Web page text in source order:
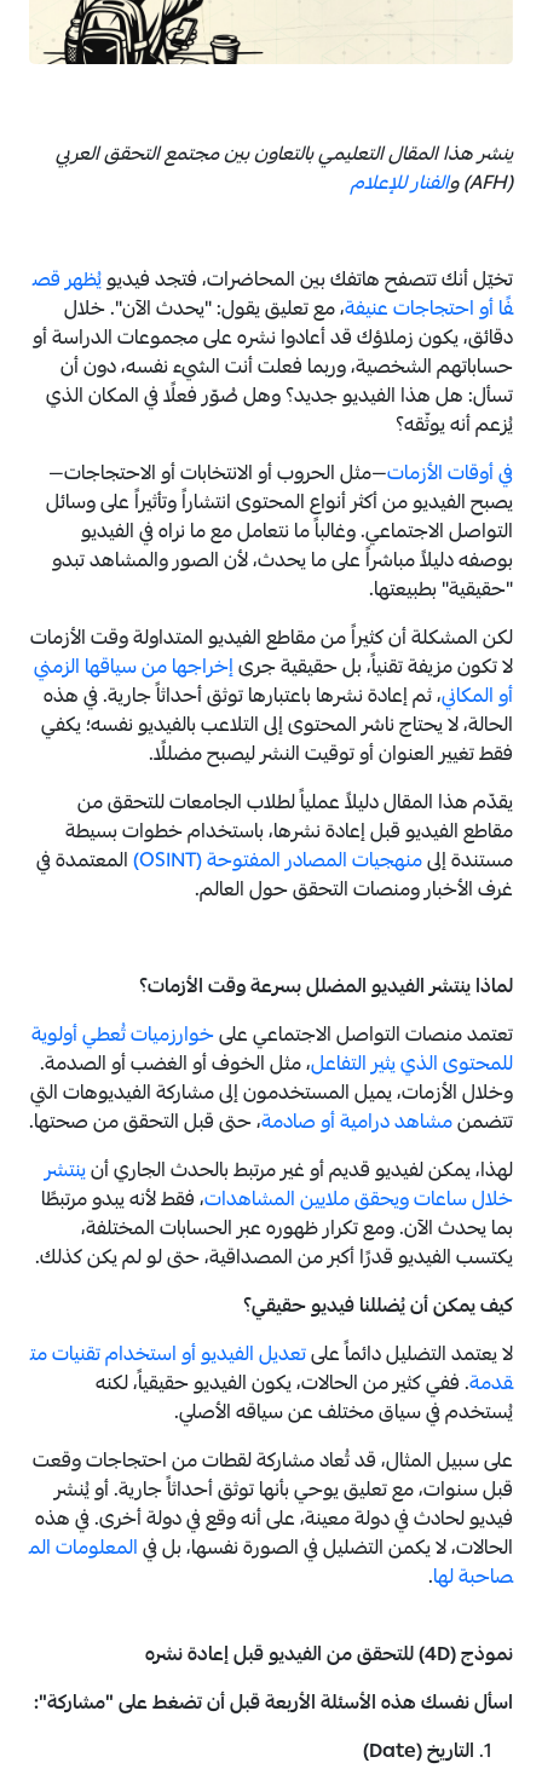
ينشر هذا المقال التعليمي بالتعاون بينمجتمع التحقق العربي
(AFH) و
الفنار للإعلام
تخيّل أنك تتصفح هاتفك بين المحاضرات، فتجد فيديويُظهر قص
فًا أو احتجاجات عنيفة، مع تعليق يقول: "يحدث الآن". خلال
دقائق، يكون زملاؤك قد أعادوا نشره على مجموعات الدراسة أو
حساباتهم الشخصية، وربما فعلت أنت الشيء نفسه، دون أن
تسأل: هل هذا الفيديو جديد؟ وهل صُوّر فعلًا في المكان الذي
يُزعم أنه يوثّقه؟
في أوقات الأزمات—مثل الحروب أو الانتخابات أو الاحتجاجات—
يصبح الفيديو من أكثر أنواع المحتوى انتشاراً وتأثيراً على وسائل
التواصل الاجتماعي. وغالباً ما نتعامل مع ما نراه في الفيديو
بوصفه دليلاً مباشراً على ما يحدث، لأن الصور والمشاهد تبدو
"حقيقية" بطبيعتها.
لكن المشكلة أن كثيراً من مقاطع الفيديو المتداولة وقت الأزمات
لا تكون مزيفة تقنياً، بل حقيقية جرىإخراجها من سياقها الزمني
أو المكاني، ثم إعادة نشرها باعتبارها توثق أحداثاً جارية. في هذه
الحالة، لا يحتاج ناشر المحتوى إلى التلاعب بالفيديو نفسه؛ يكفي
فقط تغيير العنوان أو توقيت النشر ليصبح مضللًا.
يقدّم هذا المقال دليلاً عملياً لطلاب الجامعات للتحقق من
مقاطع الفيديو قبل إعادة نشرها، باستخدام خطوات بسيطة
مستندة إلىمنهجيات المصادر المفتوحة (OSINT)
المعتمدة في
غرف الأخبار ومنصات التحقق حول العالم.
لماذا ينتشر الفيديو المضلل بسرعة وقت الأزمات؟
تعتمد منصات التواصل الاجتماعي علىخوارزميات تُعطي أولوية
للمحتوى الذي يثير التفاعل، مثل الخوف أو الغضب أو الصدمة.
وخلال الأزمات، يميل المستخدمون إلى مشاركة الفيديوهات التي
تتضمنمشاهد درامية أو صادمة، حتى قبل التحقق من صحتها.
لهذا، يمكن لفيديو قديم أو غير مرتبط بالحدث الجاري أنينتشر
خلال ساعات ويحقق ملايين المشاهدات، فقط لأنه يبدو مرتبطًا
بما يحدث الآن. ومع تكرار ظهوره عبر الحسابات المختلفة،
يكتسب الفيديو قدرًا أكبر من المصداقية، حتى لو لم يكن كذلك.
كيف يمكن أن يُضللنا فيديو حقيقي؟
لا يعتمد التضليل دائماً علىتعديل الفيديو أو استخدام تقنيات مت
قدمة. ففي كثير من الحالات، يكون الفيديو حقيقياً، لكنه
يُستخدم في سياق مختلف عن سياقه الأصلي.
على سبيل المثال، قد تُعاد مشاركة لقطات من احتجاجات وقعت
قبل سنوات، مع تعليق يوحي بأنها توثق أحداثاً جارية. أو يُنشر
فيديو لحادث في دولة معينة، على أنه وقع في دولة أخرى. في هذه
الحالات، لا يكمن التضليل في الصورة نفسها، بل فيالمعلومات الم
صاحبة لها.
نموذج (4D) للتحقق من الفيديو قبل إعادة نشره
اسأل نفسك هذه الأسئلة الأربعة قبل أن تضغط على "مشاركة":
التاريخ (Date)